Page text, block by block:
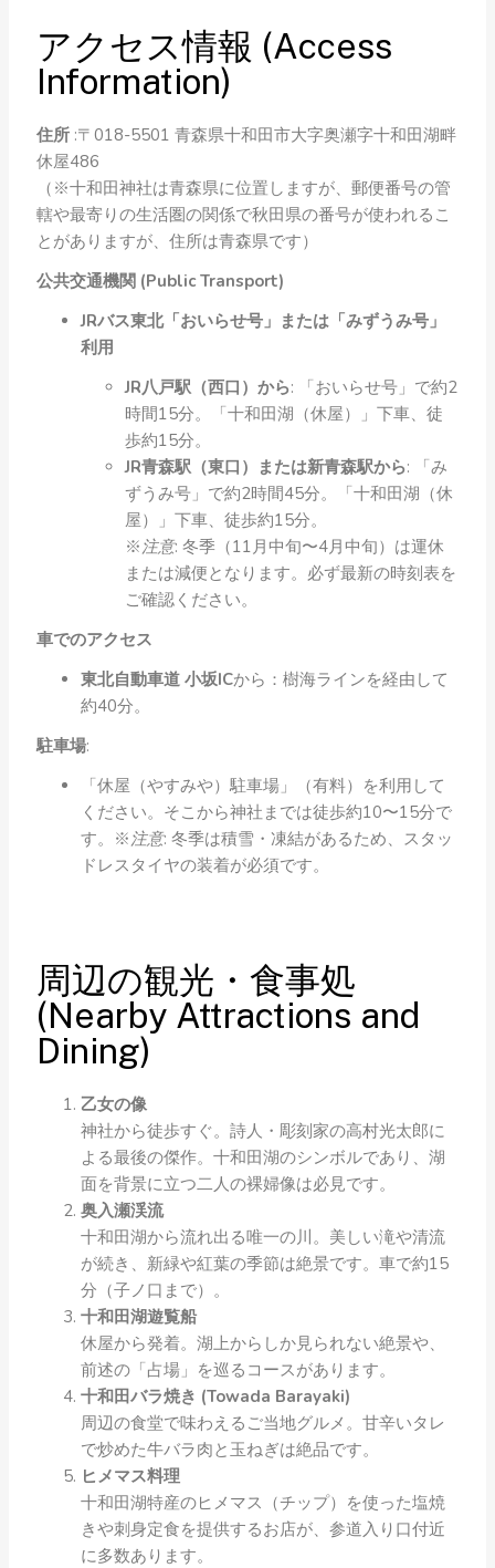
アクセス情報 (Access
Information)
住所 :〒018-5501 青森県十和田市大字奥瀬字十和田湖畔
休屋486
（※十和田神社は青森県に位置しますが、郵便番号の管
轄や最寄りの生活圏の関係で秋田県の番号が使われるこ
とがありますが、住所は青森県です）
公共交通機関 (Public Transport)
JRバス東北「おいらせ号」または「みずうみ号」
利用
JR八戸駅（西口）から: 「おいらせ号」で約2
時間15分。「十和田湖（休屋）」下車、徒
歩約15分。
JR青森駅（東口）または新青森駅から: 「み
ずうみ号」で約2時間45分。「十和田湖（休
屋）」下車、徒歩約15分。
※注意: 冬季（11月中旬〜4月中旬）は運休
または減便となります。必ず最新の時刻表を
ご確認ください。
車でのアクセス
東北自動車道 小坂ICから：樹海ラインを経由して
約40分。
駐車場:
「休屋（やすみや）駐車場」（有料）を利用して
ください。そこから神社までは徒歩約10〜15分で
す。※注意: 冬季は積雪・凍結があるため、スタッ
ドレスタイヤの装着が必須です。
周辺の観光・食事処
(Nearby Attractions and
Dining)
乙女の像
神社から徒歩すぐ。詩人・彫刻家の高村光太郎に
よる最後の傑作。十和田湖のシンボルであり、湖
面を背景に立つ二人の裸婦像は必見です。
奥入瀬渓流
十和田湖から流れ出る唯一の川。美しい滝や清流
が続き、新緑や紅葉の季節は絶景です。車で約15
分（子ノ口まで）。
十和田湖遊覧船
休屋から発着。湖上からしか見られない絶景や、
前述の「占場」を巡るコースがあります。
十和田バラ焼き (Towada Barayaki)
周辺の食堂で味わえるご当地グルメ。甘辛いタレ
で炒めた牛バラ肉と玉ねぎは絶品です。
ヒメマス料理
十和田湖特産のヒメマス（チップ）を使った塩焼
きや刺身定食を提供するお店が、参道入り口付近
に多数あります。